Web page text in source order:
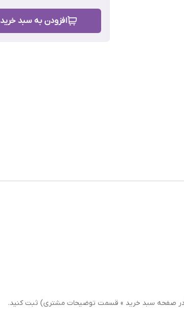
افزودن به سبد خرید
(در صفحه سبد خرید » قسمت توضیحات مشتری) ثبت کنید.